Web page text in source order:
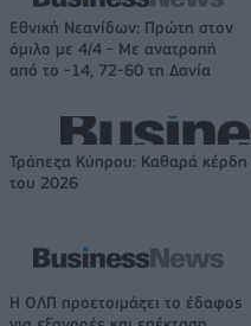
Εθνική Νεανίδων: Πρώτη στον
όμιλο με 4/4 - Με ανατροπή
από το -14, 72-60 τη Δανία
Τράπεζα Κύπρου: Καθαρά
του 2026
H ΟΛΠ προετοιμάζει το έδαφος